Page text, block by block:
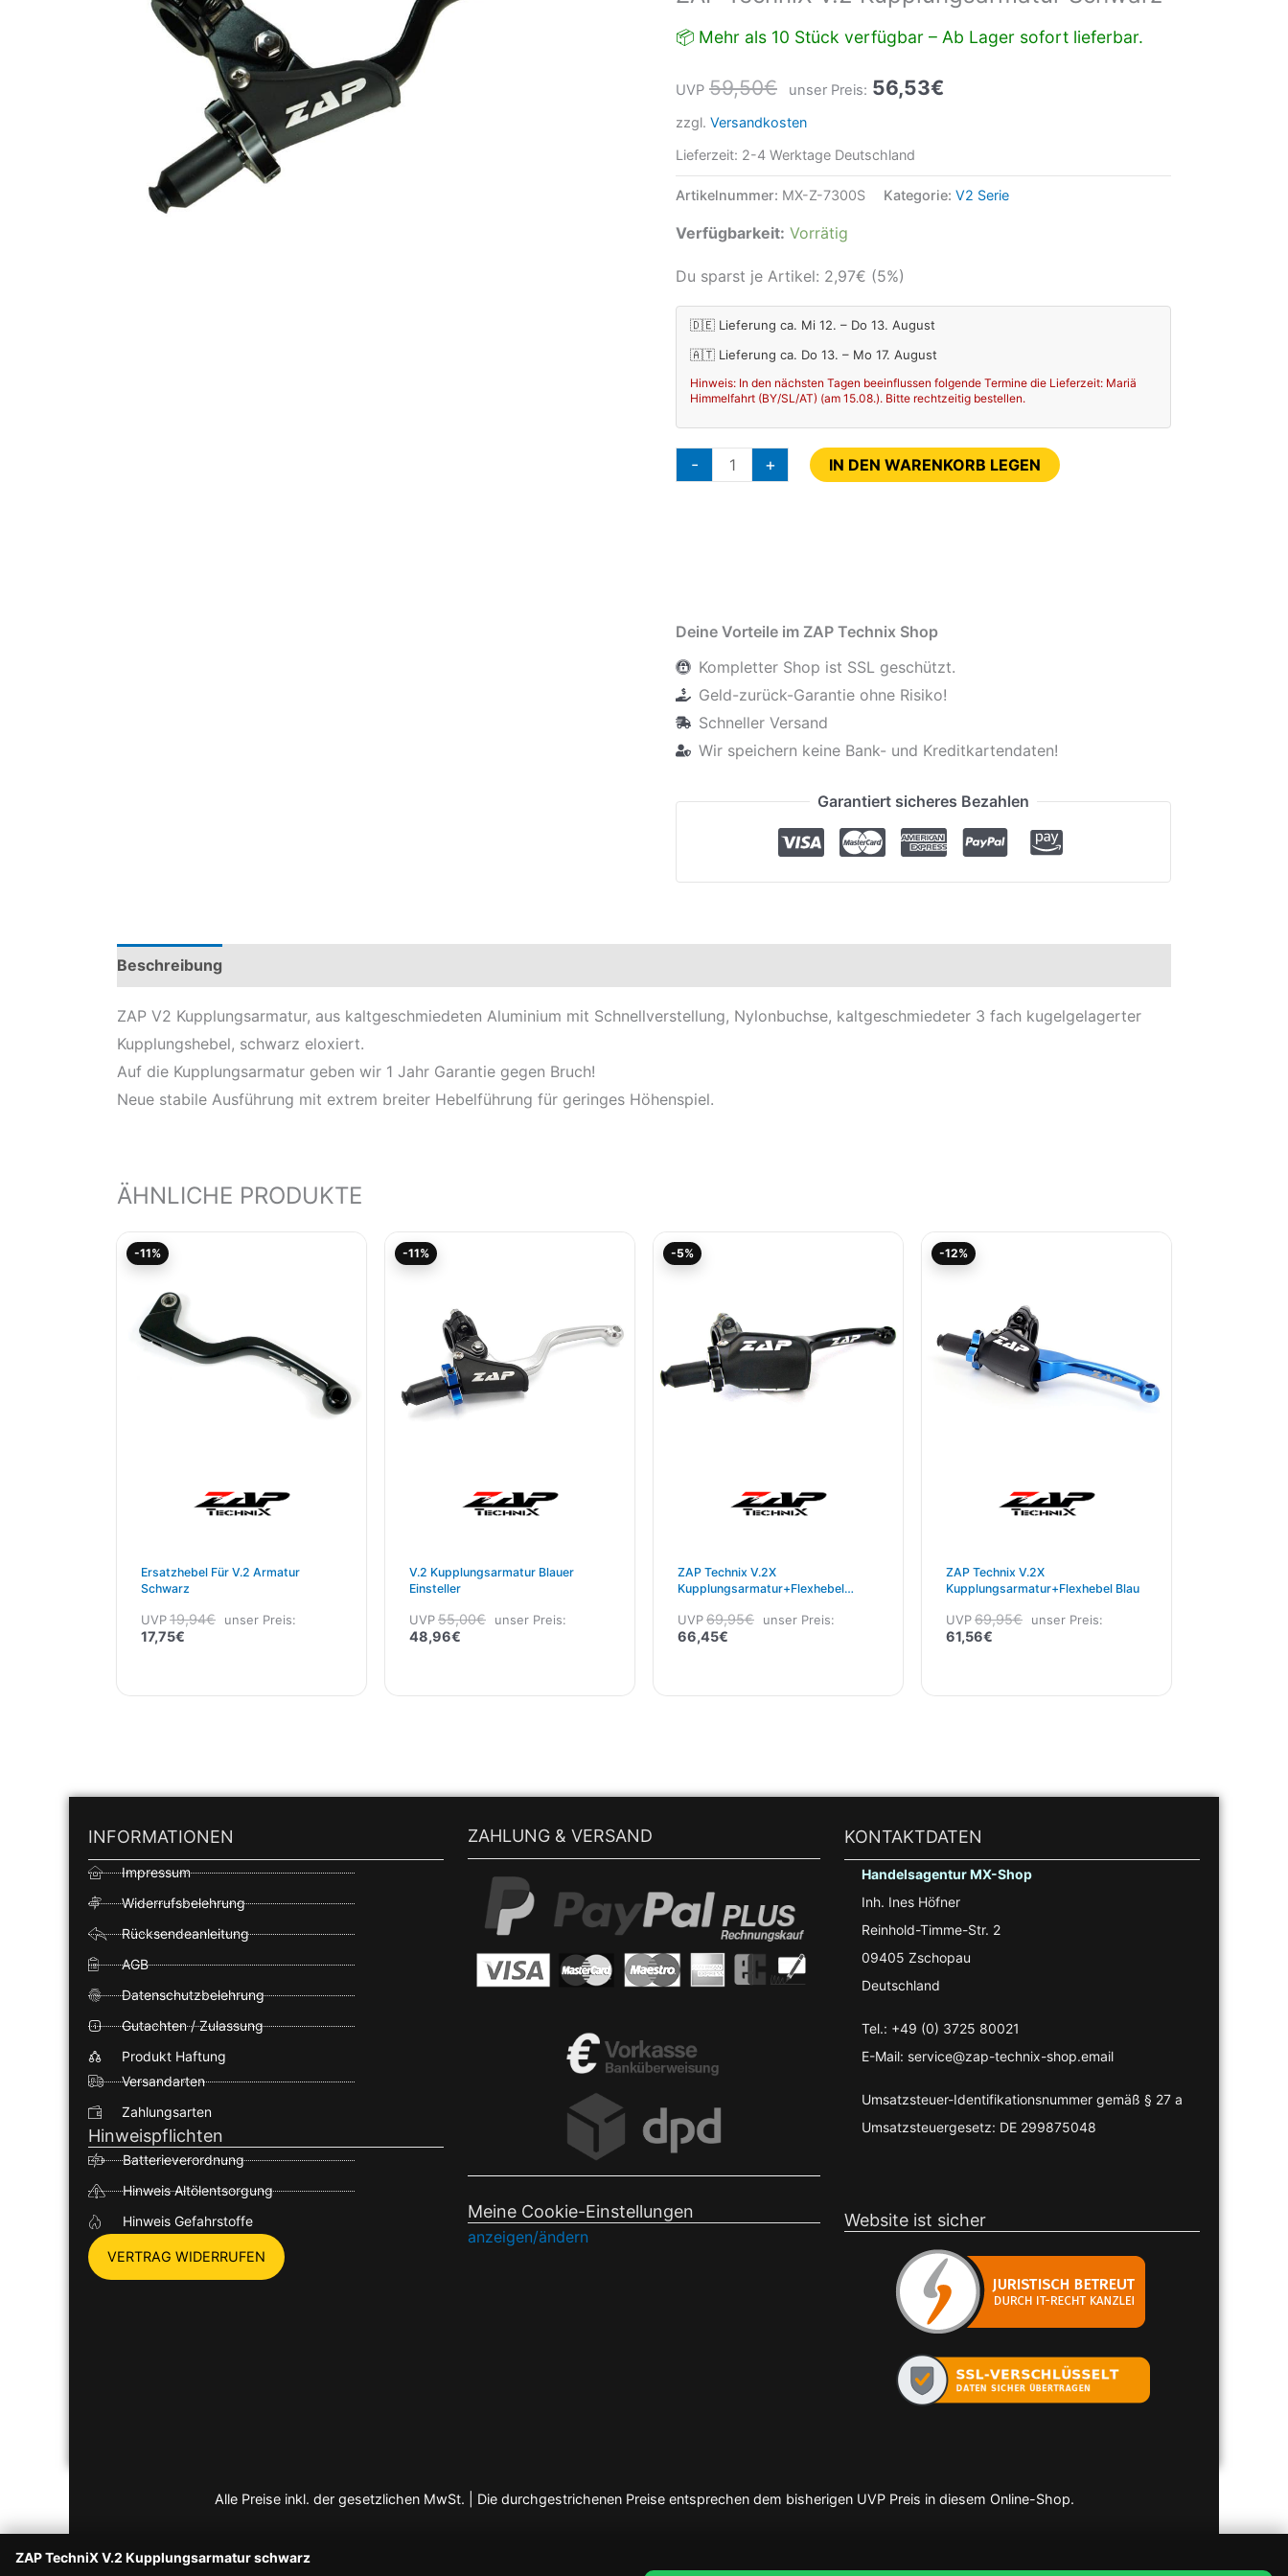
📦 Mehr als 10 Stück verfügbar – Ab Lager sofort lieferbar.
UVP 59,50€ unser Preis: 56,53€
zzgl. Versandkosten
Lieferzeit: 2-4 Werktage Deutschland
Artikelnummer: MX-Z-7300S Kategorie: V2 Serie
Verfügbarkeit: Vorrätig
Du sparst je Artikel: 2,97€ (5%)
🇩🇪 Lieferung ca. Mi 12. – Do 13. August
🇦🇹 Lieferung ca. Do 13. – Mo 17. August
Hinweis: In den nächsten Tagen beeinflussen folgende Termine die Lieferzeit: Mariä
Himmelfahrt (BY/SL/AT) (am 15.08.). Bitte rechtzeitig bestellen.
- + IN DEN WARENKORB LEGEN
Deine Vorteile im ZAP Technix Shop
Kompletter Shop ist SSL geschützt.
Geld-zurück-Garantie ohne Risiko!
Schneller Versand
Wir speichern keine Bank- und Kreditkartendaten!
Garantiert sicheres Bezahlen
Beschreibung
ZAP V2 Kupplungsarmatur, aus kaltgeschmiedeten Aluminium mit Schnellverstellung, Nylonbuchse, kaltgeschmiedeter 3 fach kugelgelagerter
Kupplungshebel, schwarz eloxiert.
Auf die Kupplungsarmatur geben wir 1 Jahr Garantie gegen Bruch!
Neue stabile Ausführung mit extrem breiter Hebelführung für geringes Höhenspiel.
ÄHNLICHE PRODUKTE
-11%
Ersatzhebel Für V.2 Armatur
Schwarz
UVP19,94€ unser Preis:
17,75€
-11%
V.2 Kupplungsarmatur Blauer
Einsteller
UVP55,00€ unser Preis:
48,96€
-5%
ZAP Technix V.2X
Kupplungsarmatur+Flexhebel
UVP69,95€ unser Preis:
66,45€
-12%
ZAP Technix V.2X
Kupplungsarmatur+Flexhebel Blau
UVP69,95€ unser Preis:
61,56€
INFORMATIONEN
Impressum
Widerrufsbelehrung
Rücksendeanleitung
AGB
Datenschutzbelehrung
Gutachten / Zulassung
Produkt Haftung
Versandarten
Zahlungsarten
Hinweispflichten
Batterieverordnung
Hinweis Altölentsorgung
Hinweis Gefahrstoffe
VERTRAG WIDERRUFEN
ZAHLUNG & VERSAND
Meine Cookie-Einstellungen
anzeigen/ändern
KONTAKTDATEN
Handelsagentur MX-Shop
Inh. Ines Höfner
Reinhold-Timme-Str. 2
09405 Zschopau
Deutschland
Tel.: +49 (0) 3725 80021
E-Mail: service@zap-technix-shop.email
Umsatzsteuer-Identifikationsnummer gemäß § 27 a
Umsatzsteuergesetz: DE 299875048
Website ist sicher
Alle Preise inkl. der gesetzlichen MwSt. | Die durchgestrichenen Preise entsprechen dem bisherigen UVP Preis in diesem Online-Shop.
ZAP TechniX V.2 Kupplungsarmatur schwarz